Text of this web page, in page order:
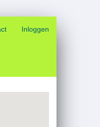
Inloggen